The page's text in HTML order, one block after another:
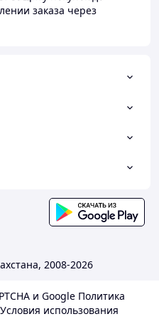
автозапчасти из ОАЭ,
в неприятное
Можете быть
своевременно,
честная и открытая
над улучшением
заказа через
2008-2026
и Google Политика
Условия использования